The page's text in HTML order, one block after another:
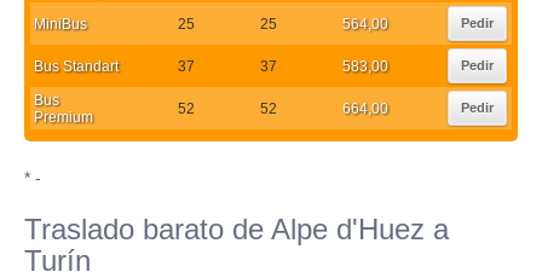
MiniBus 25 25 564,00 Pedir
Bus Standart 37 37 583,00 Pedir
Bus
Premium
52 52 664,00 Pedir
* -
Traslado barato de Alpe d'Huez a
Turín